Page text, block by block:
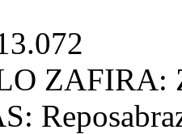
ZAFIRA: